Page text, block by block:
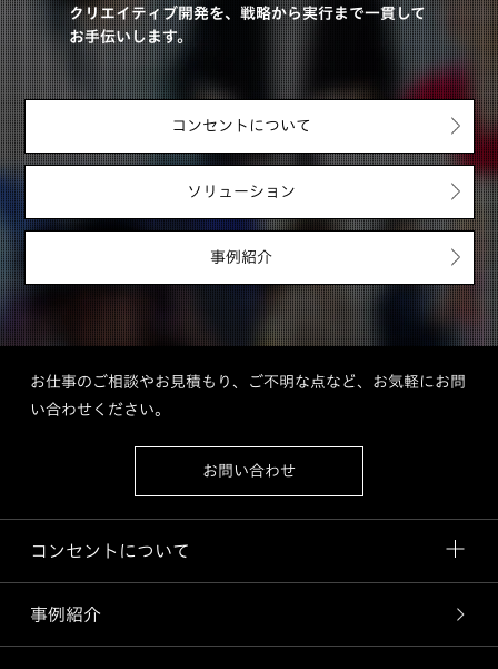
クリエイティブ開発を、戦略から実行まで一貫して
お手伝いします。
コンセントについて
ソリューション
事例紹介
お仕事のご相談やお見積もり、ご不明な点など、お気軽にお問
い合わせください。
お問い合わせ
コンセントについて
事例紹介